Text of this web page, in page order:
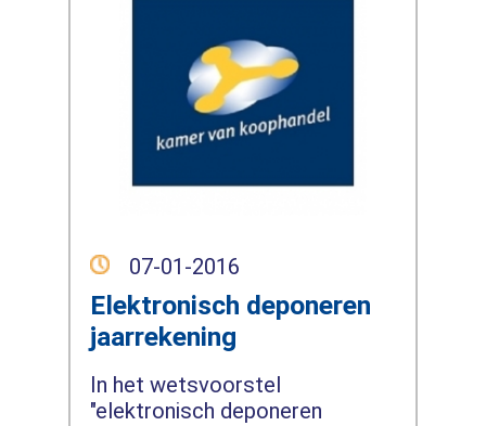
07-01-2016
Elektronisch deponeren
jaarrekening
In het wetsvoorstel
"elektronisch deponeren